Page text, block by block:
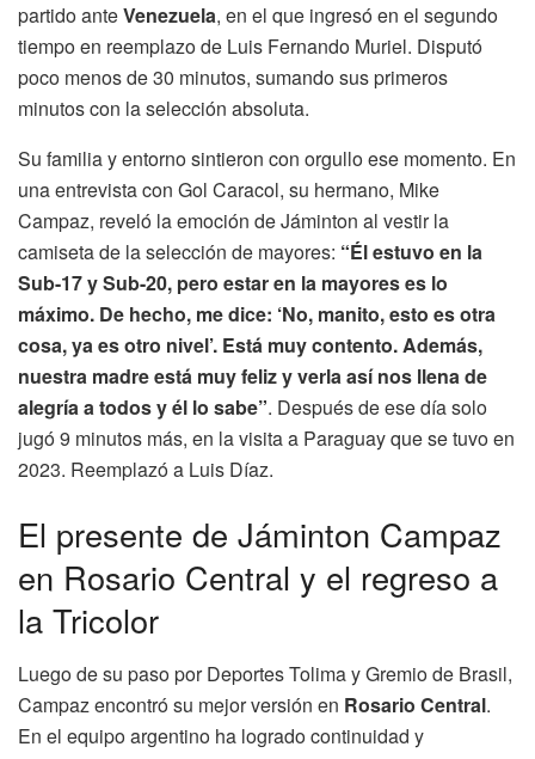
partido anteVenezuela, en el que ingresó en el segundo
tiempo en reemplazo de Luis Fernando Muriel. Disputó
poco menos de 30 minutos, sumando sus primeros
minutos con la selección absoluta.
Su familia y entorno sintieron con orgullo ese momento. En
una entrevista con Gol Caracol, su hermano, Mike
Campaz, reveló la emoción de Jáminton al vestir la
camiseta de la selección de mayores: “Él estuvo en la
Sub-17 y Sub-20, pero estar en la mayores es lo
máximo. De hecho, me dice: ‘No, manito, esto es otra
cosa, ya es otro nivel’. Está muy contento. Además,
nuestra madre está muy feliz y verla así nos llena de
alegría a todos y él lo sabe”. Después de ese día solo
jugó 9 minutos más, en la visita a Paraguay que se tuvo en
2023. Reemplazó a Luis Díaz.
El presente de Jáminton Campaz
en Rosario Central y el regreso a
la Tricolor
Luego de su paso por Deportes Tolima y Gremio de Brasil,
Campaz encontró su mejor versión en Rosario Central.
En el equipo argentino ha logrado continuidad y